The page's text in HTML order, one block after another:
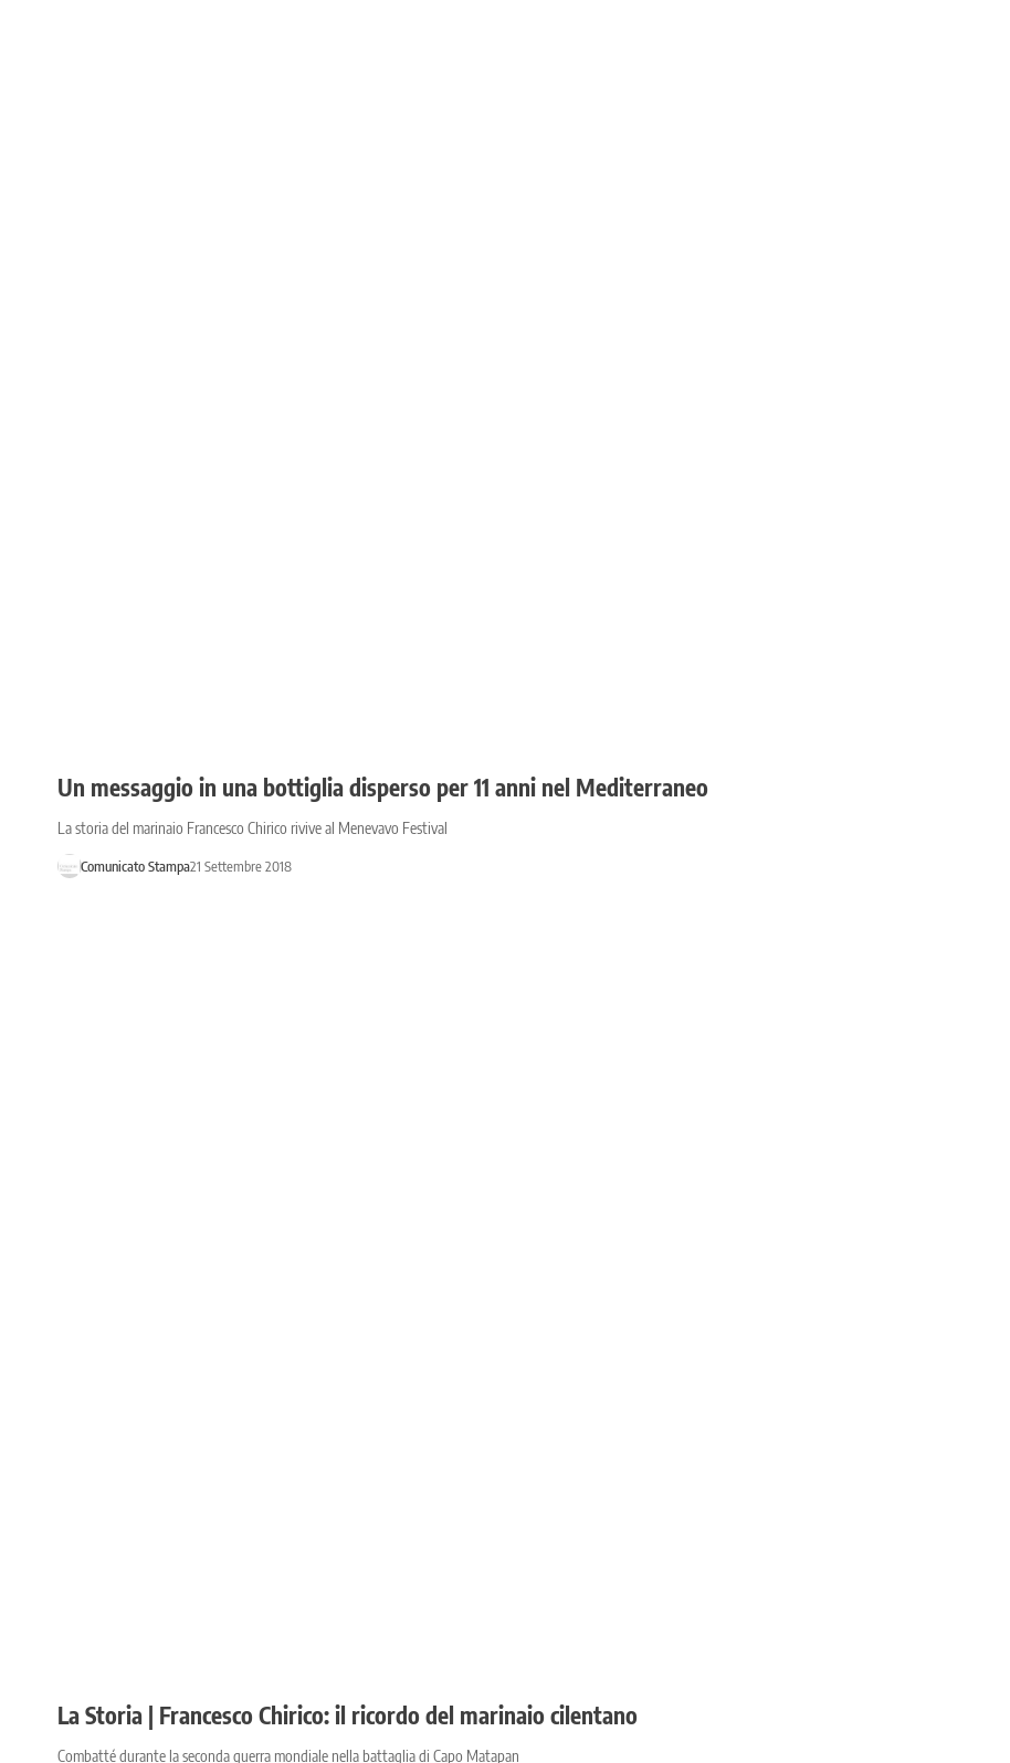
Un messaggio in una bottiglia disperso per 11 anni nel Mediterraneo
La storia del marinaio Francesco Chirico rivive al Menevavo Festival
Comunicato Stampa21 Settembre 2018
La Storia | Francesco Chirico: il ricordo del marinaio cilentano
Combatté durante la seconda guerra mondiale nella battaglia di Capo Matapan